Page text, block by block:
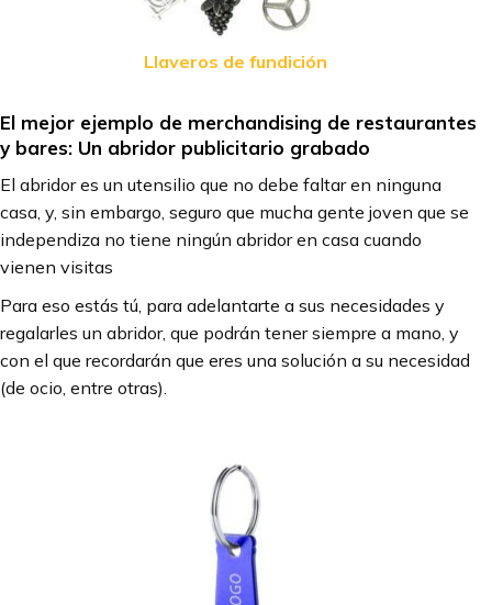
Llaveros de fundición
El mejor ejemplo de merchandising de restaurantes
y bares: Un abridor publicitario grabado
El abridor es un utensilio que no debe faltar en ninguna
casa, y, sin embargo, seguro que mucha gente joven que se
independiza no tiene ningún abridor en casa cuando
vienen visitas
Para eso estás tú, para adelantarte a sus necesidades y
regalarles un abridor, que podrán tener siempre a mano, y
con el que recordarán que eres una solución a su necesidad
(de ocio, entre otras).